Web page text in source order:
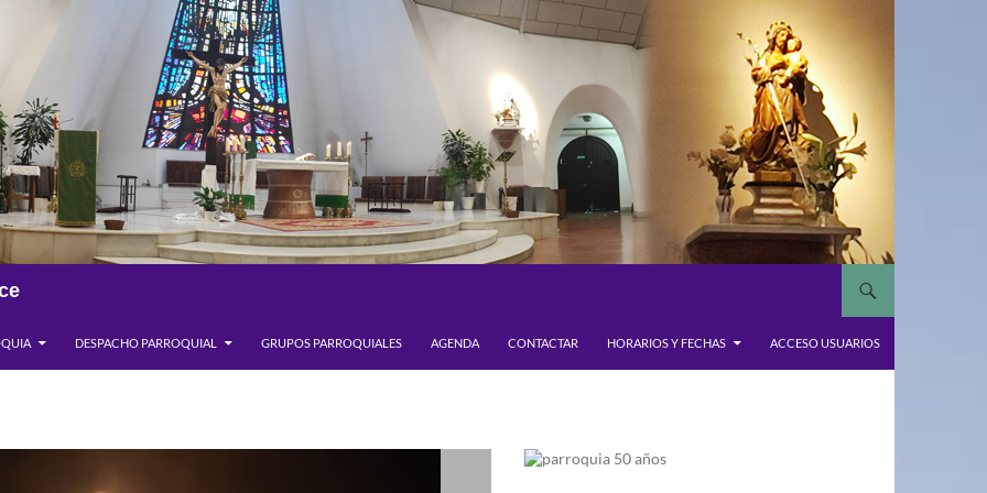
DESPACHO PARROQUIAL GRUPOS PARROQUIALES AGENDA CONTACTAR HORARIOS Y FECHAS ACCESO USUARIOS